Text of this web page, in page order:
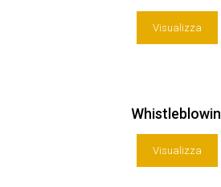
Visualizza
Visualizza